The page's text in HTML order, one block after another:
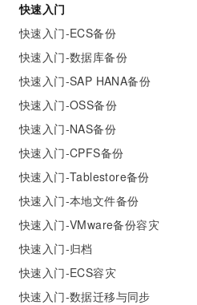
快速入门
快速入门-ECS备份
快速入门-数据库备份
快速入门-SAP HANA备份
快速入门-OSS备份
快速入门-NAS备份
快速入门-CPFS备份
快速入门-Tablestore备份
快速入门-本地文件备份
快速入门-VMware备份容灾
快速入门-归档
快速入门-ECS容灾
快速入门-数据迁移与同步
容器
存储
网络与CDN
安全
中间件
大数据计算
媒体服务
大数据
现代化应用
安全
网络
可观测
上云与迁云
企业出海
政企业务